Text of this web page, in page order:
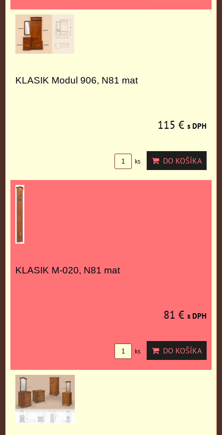
KLASIK Modul 906, N81 mat
115 € s DPH
ks DO KOŠÍKA
KLASIK M-020, N81 mat
81 € s DPH
ks DO KOŠÍKA